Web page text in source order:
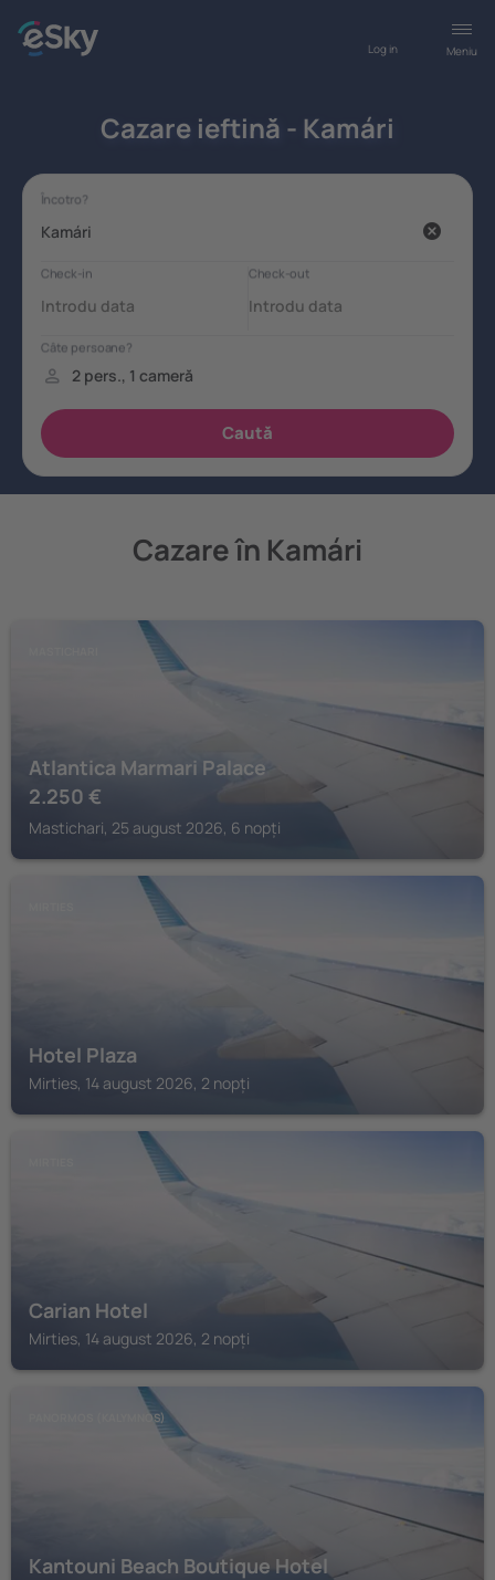
Meniu
Log in
Cazare ieftină - Kamári
Cazare în Kamári
Atlantica Marmari Palace
2.250 €
Mastichari, 25 august 2026, 6 nopți
Hotel Plaza
Mirties, 14 august 2026, 2 nopți
Carian Hotel
Mirties, 14 august 2026, 2 nopți
PANORMOS (KALYMNOS)
Kantouni Beach Boutique Hotel